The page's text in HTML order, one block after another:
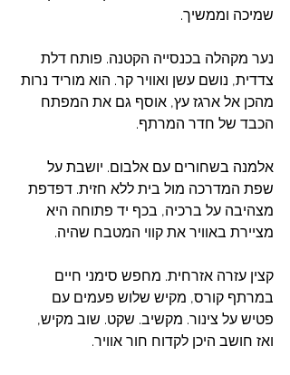
שמיכה וממשיך.
נער מקהלה בכנסייה הקטנה. פותח דלת
צדדית, נושם עשן ואוויר קר. הוא מוריד נרות
מהכן אל ארגז עץ, אוסף גם את המפתח
הכבד של חדר המרתף.
אלמנה בשחורים עם אלבום. יושבת על
שפת המדרכה מול בית ללא חזית. דפדפת
מצהיבה על ברכיה, בכף יד פתוחה היא
מציירת באוויר את קווי המטבח שהיה.
קצין עזרה אזרחית. מחפש סימני חיים
במרתף קורס, מקיש שלוש פעמים עם
פטיש על צינור. מקשיב. שקט. שוב מקיש,
ואז חושב היכן לקדוח חור אוויר.